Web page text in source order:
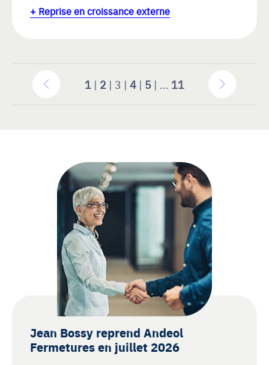
+ Reprise en croissance externe
1 | 2 | 3 | 4 | 5 | ... 11
Jean Bossy reprend Andeol
Fermetures en juillet 2026